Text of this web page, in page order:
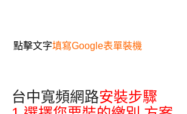
點擊文字填寫Google表單裝機
台中寬頻網路安裝步驟